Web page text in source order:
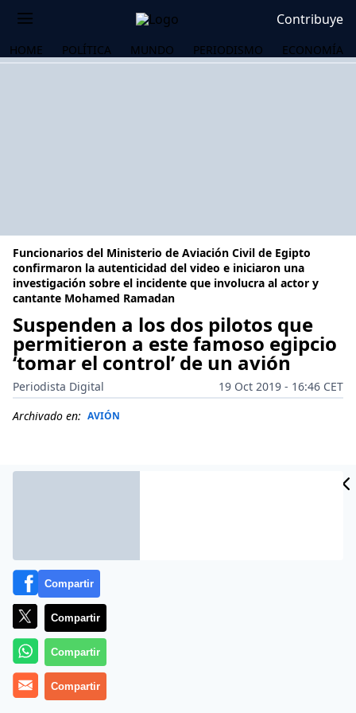
Contribuye
HOME POLÍTICA MUNDO PERIODISMO ECONOMÍA
Funcionarios del Ministerio de Aviación Civil de Egipto
confirmaron la autenticidad del video e iniciaron una
investigación sobre el incidente que involucra al actor y
cantante Mohamed Ramadan
Suspenden a los dos pilotos que
permitieron a este famoso egipcio
‘tomar el control’ de un avión
Periodista Digital
19 Oct 2019 - 16:46 CET
Archivado en: AVIÓN
Autoridades del Ministerio de Aviación Civil de Egipto
suspendieron a dos pilotos después de que se
Compartir
Compartir
Compartir
Compartir